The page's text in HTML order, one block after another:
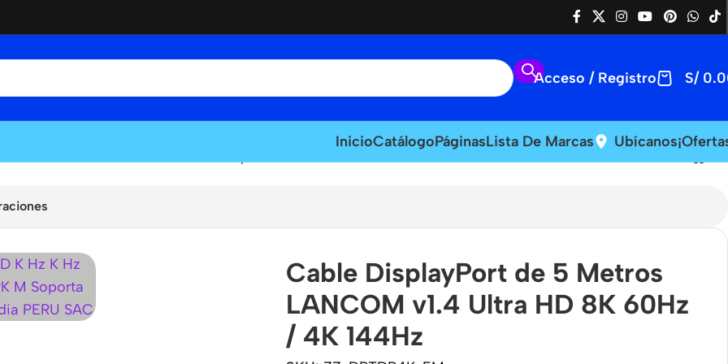
Acceso / Registro S/
InicioCatálogoPáginasLista De Marcas Ubícanos
LANCOM v1.4 Ultra HD 8K 60Hz / 4K 144Hz
Cable DisplayPort de 5 Metros
LANCOM v1.4 Ultra HD 8K 60Hz
/ 4K 144Hz